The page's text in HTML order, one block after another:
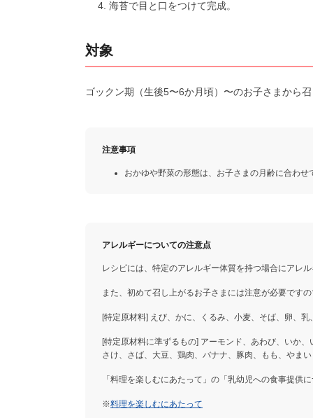
海苔で目と口をつけて完成。
対象
ゴックン期（生後5〜6か月頃）〜のお子さまから
注意事項
おかゆや野菜の形態は、お子さまの月齢に合わせ
アレルギーについての注意点
レシピには、特定のアレルギー体質を持つ場合にアレ
また、初めて召し上がるお子さまには注意が必要です
[特定原材料] えび、かに、くるみ、小麦、そば、卵、乳
[特定原材料に準ずるもの] アーモンド、あわび、いか
さけ、さば、大豆、鶏肉、バナナ、豚肉、もも、やま
「料理を楽しむにあたって」の「乳幼児への食事提供
※料理を楽しむにあたって